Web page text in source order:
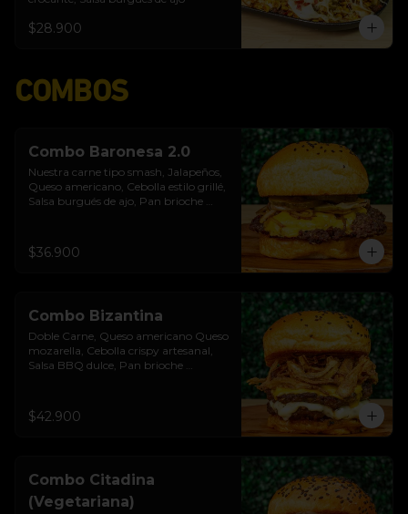
$28.900
COMBOS
Combo Baronesa 2.0
Nuestra carne tipo smash, Jalapeños,
Queso americano, Cebolla estilo grillé,
Salsa burgués de ajo, Pan brioche
$36.900
Combo Bizantina
Doble Carne, Queso americano Queso
mozarella, Cebolla crispy artesanal,
Salsa BBQ dulce, Pan brioche
$42.900
Combo Citadina
(Vegetariana)